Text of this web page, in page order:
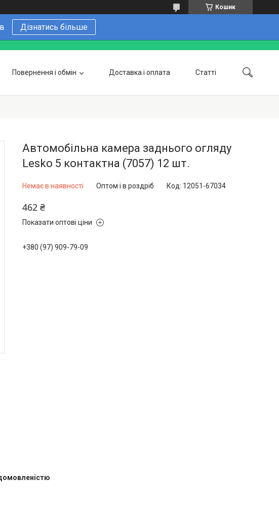
Кошик
Дізнатись більше
Повернення і обмін Доставка і оплата Статті
Напишіть нам в Telegram
Автомобільна камера заднього огляду
Lesko 5 контактна (7057) 12 шт.
Немає в наявності Оптом і в роздріб Код: 12051-67034
462 ₴
Показати оптові ціни
+380 (97) 909-79-09